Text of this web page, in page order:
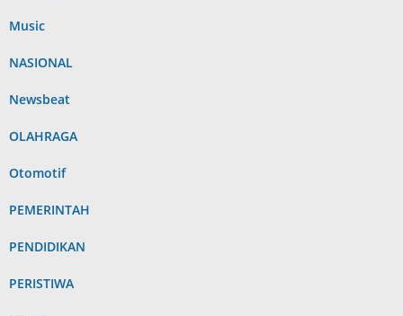
Music
NASIONAL
Newsbeat
OLAHRAGA
Otomotif
PEMERINTAH
PENDIDIKAN
PERISTIWA